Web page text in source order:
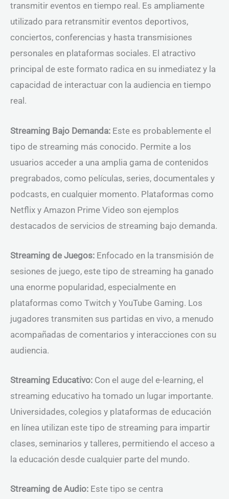
transmitir eventos en tiempo real. Es ampliamente
utilizado para retransmitir eventos deportivos,
conciertos, conferencias y hasta transmisiones
personales en plataformas sociales. El atractivo
principal de este formato radica en su inmediatez y la
capacidad de interactuar con la audiencia en tiempo
real.
Streaming Bajo Demanda: Este es probablemente el
tipo de streaming más conocido. Permite a los
usuarios acceder a una amplia gama de contenidos
pregrabados, como películas, series, documentales y
podcasts, en cualquier momento. Plataformas como
Netflix y Amazon Prime Video son ejemplos
destacados de servicios de streaming bajo demanda.
Streaming de Juegos: Enfocado en la transmisión de
sesiones de juego, este tipo de streaming ha ganado
una enorme popularidad, especialmente en
plataformas como Twitch y YouTube Gaming. Los
jugadores transmiten sus partidas en vivo, a menudo
acompañadas de comentarios y interacciones con su
audiencia.
Streaming Educativo: Con el auge del e-learning, el
streaming educativo ha tomado un lugar importante.
Universidades, colegios y plataformas de educación
en línea utilizan este tipo de streaming para impartir
clases, seminarios y talleres, permitiendo el acceso a
la educación desde cualquier parte del mundo.
Streaming de Audio: Este tipo se centra